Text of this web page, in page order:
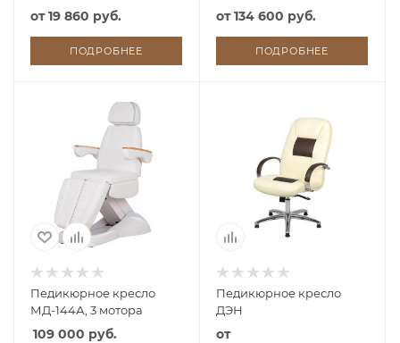
от19 860 руб.
ПОДРОБНЕЕ
от134 600 руб.
ПОДРОБНЕЕ
Педикюрное кресло
МД-144А, 3 мотора
109 000 руб.
Педикюрное кресло
ДЭН
от